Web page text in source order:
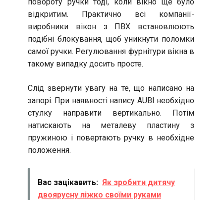
відкритим. Практично всі компанії-
виробники вікон з ПВХ встановлюють
подібні блокування, щоб уникнути поломки
самої ручки. Регулювання фурнітури вікна в
такому випадку досить просте.
Слід звернути увагу на те, що написано на
запорі. При наявності напису AUBI необхідно
стулку направити вертикально. Потім
натискають на металеву пластину з
пружиною і повертають ручку в необхідне
положення.
Вас зацікавить: Як зробити дитячу
двоярусну ліжко своїми руками